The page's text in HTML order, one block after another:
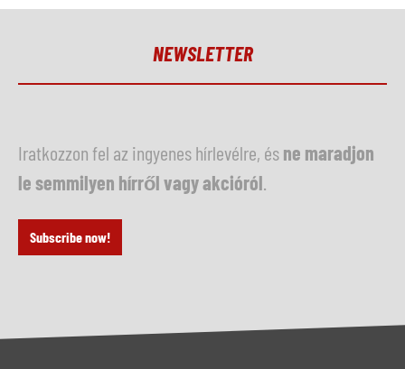
NEWSLETTER
Iratkozzon fel az ingyenes hírlevélre, ésne maradjon
le semmilyen hírről vagy akcióról
Subscribe now!